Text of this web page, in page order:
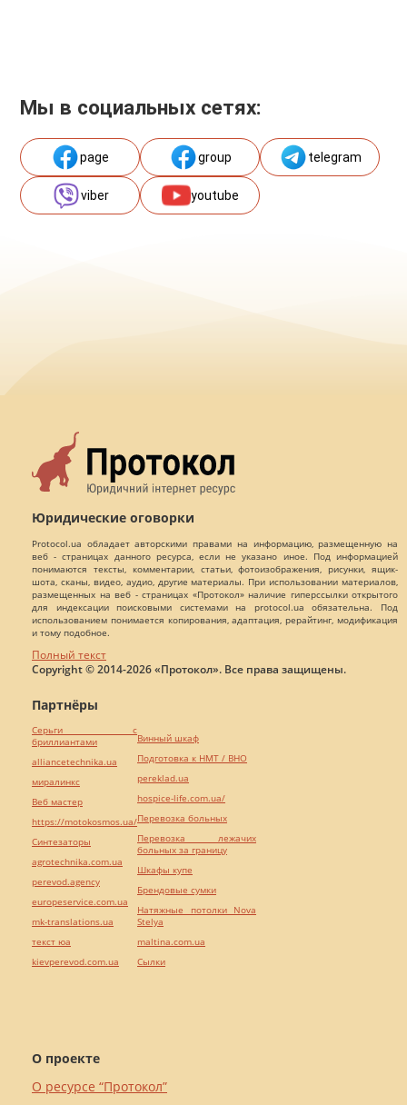
Мы в социальных сетях:
page group telegram
viber youtube
Юридические оговорки
Protocol.ua обладает авторскими правами на информацию, размещенную на
веб - страницах данного ресурса, если не указано иное. Под информацией
понимаются тексты, комментарии, статьи, фотоизображения, рисунки, ящик-
шота, сканы, видео, аудио, другие материалы. При использовании материалов,
размещенных на веб - страницах «Протокол» наличие гиперссылки открытого
для индексации поисковыми системами на protocol.ua обязательна. Под
использованием понимается копирования, адаптация, рерайтинг, модификация
и тому подобное.
Полный текст
Copyright © 2014-2026 «Протокол». Все права защищены.
О проекте
О ресурсе “Протокол”
Партнёры
Серьги с
бриллиантами
alliancetechnika.ua
миралинкс
Веб мастер
https://motokosmos.ua/
Синтезаторы
agrotechnika.com.ua
perevod.agency
europeservice.com.ua
mk-translations.ua
текст юа
kievperevod.com.ua
Винный шкаф
Подготовка к НМТ / ВНО
pereklad.ua
hospice-life.com.ua/
Перевозка больных
Перевозка лежачих
больных за границу
Шкафы купе
Брендовые сумки
Натяжные потолки Nova
Stelya
maltina.com.ua
Cылки